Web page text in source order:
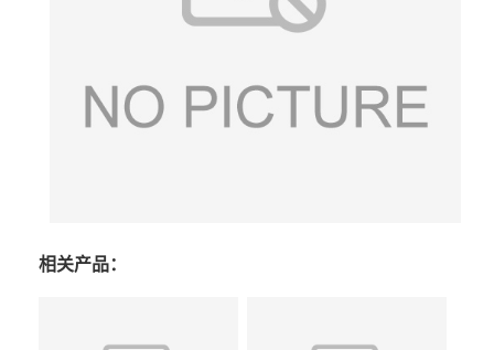
相关产品：